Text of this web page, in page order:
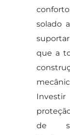
solado
que a
de